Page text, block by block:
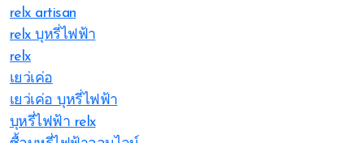
relx artisan
relx บุหรี่ไฟฟ้า
relx
เยว่เค่อ
เยว่เค่อ บุหรี่ไฟฟ้า
บุหรี่ไฟฟ้า relx